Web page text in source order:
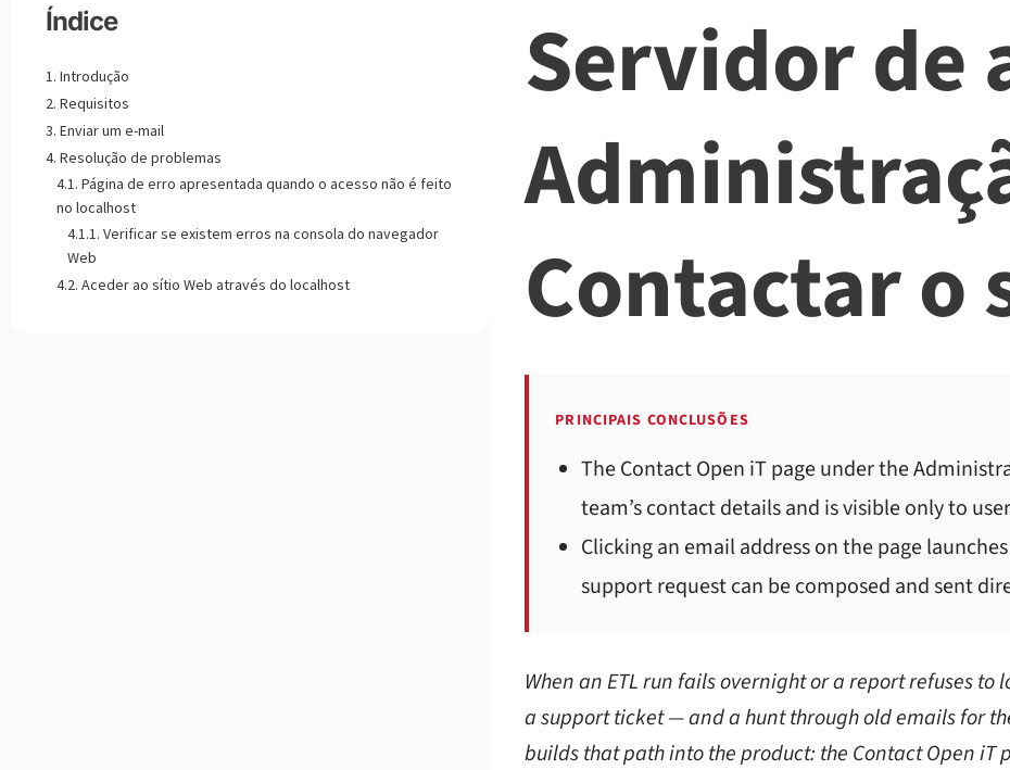
Índice
Introdução
Requisitos
Enviar um e-mail
Resolução de problemas
Página de erro apresentada quando o acesso não é feito
no localhost
Verificar se existem erros na consola do navegador
Web
Aceder ao sítio Web através do localhost
Servidor de
Contactar o
PRINCIPAIS CONCLUSÕES
The Contact Open iT page under the
team’s contact details and is visible only to
Clicking an email address on the page
support request can be composed and sent
When an ETL run fails overnight or a report refuses
a support ticket — and a hunt through old emails for
builds that path into the product: the Contact Open